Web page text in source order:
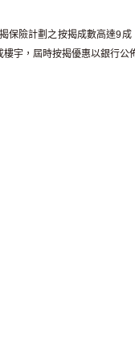
保險計劃之按揭成數高達9
樓宇，屆時按揭優惠以銀行公